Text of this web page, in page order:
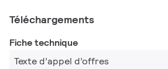
Téléchargements
Fiche technique
Texte d’appel d’offres